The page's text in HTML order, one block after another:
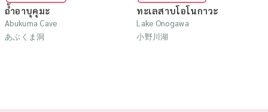
ถ้ำอาบุคุมะ
Abukuma Cave
あぶくま洞
ทะเลสาบโอโนกาวะ
Lake Onogawa
小野川湖